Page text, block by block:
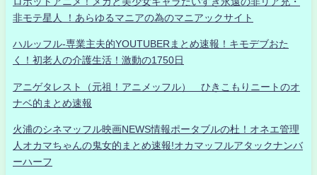
非モテ星人 ！あらゆるマニアの為のマニアックサイト
ハルッフル-専業主夫的YOUTUBERまとめ速報！キモデブおた
く！初老人の介護生活！激動の1750日
アニゲタレスト（元祖！アニメッフル） ひきこもりニートのオ
ナベ的まとめ速報
火浦のシネマッフル映画NEWS情報ポータブルの杜！オネエ管理
人オカマちゃんの鬼女的まとめ速報!オカマッフルアタックナンバ
ーハーフ